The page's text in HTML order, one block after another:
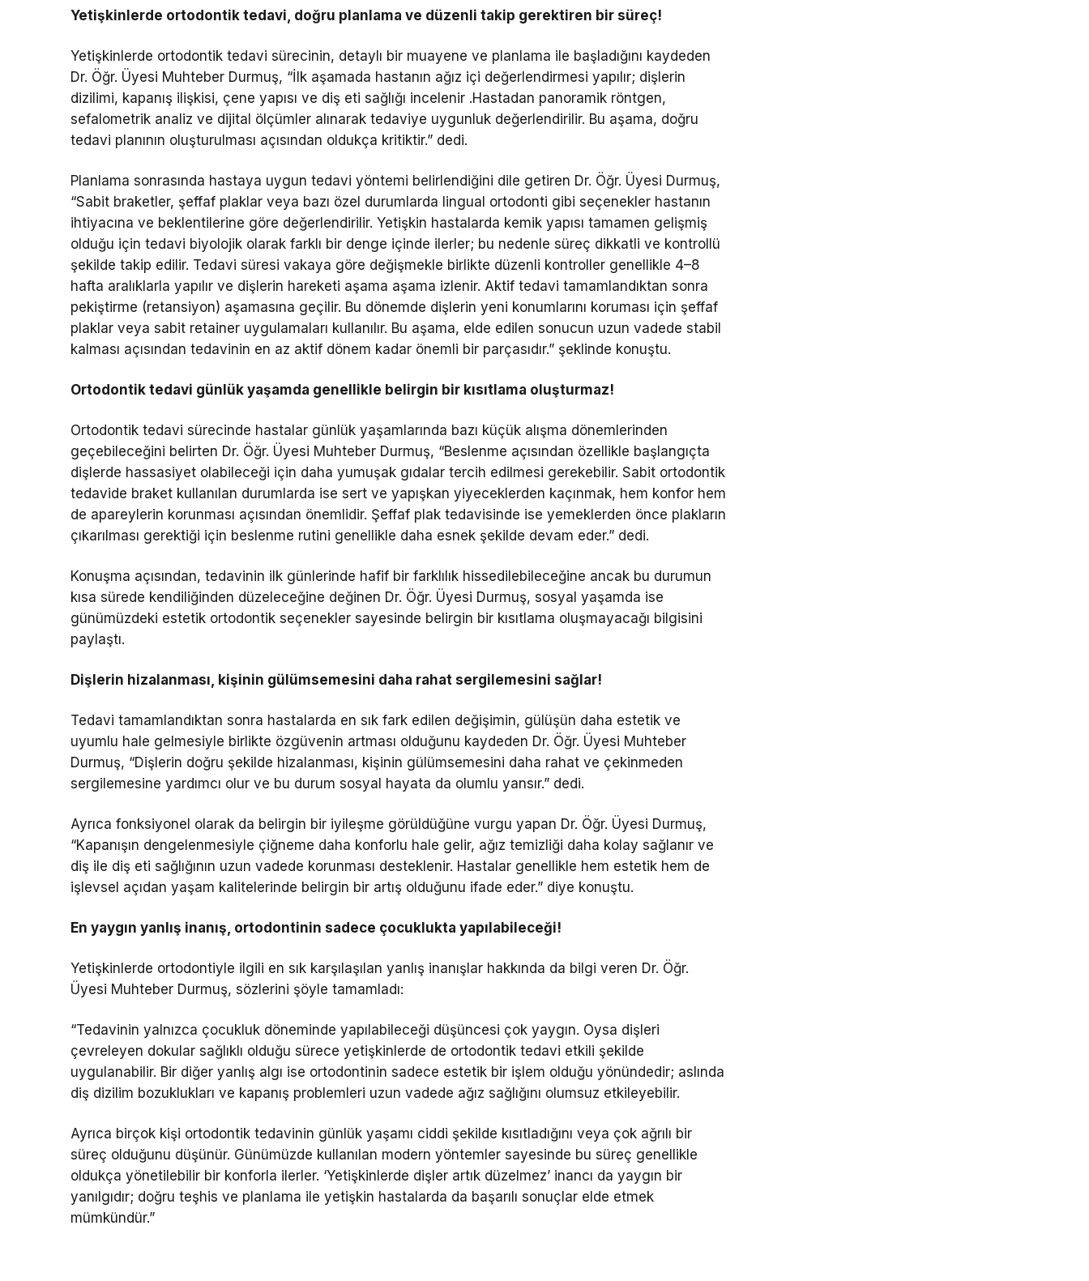
Yetişkinlerde ortodontik tedavi, doğru planlama ve düzenli takip gerektiren bir süreç!
Yetişkinlerde ortodontik tedavi sürecinin, detaylı bir muayene ve planlama ile başladığını kaydeden
Dr. Öğr. Üyesi Muhteber Durmuş, “İlk aşamada hastanın ağız içi değerlendirmesi yapılır; dişlerin
dizilimi, kapanış ilişkisi, çene yapısı ve diş eti sağlığı incelenir .Hastadan panoramik röntgen,
sefalometrik analiz ve dijital ölçümler alınarak tedaviye uygunluk değerlendirilir. Bu aşama, doğru
tedavi planının oluşturulması açısından oldukça kritiktir.” dedi.
Planlama sonrasında hastaya uygun tedavi yöntemi belirlendiğini dile getiren Dr. Öğr. Üyesi Durmuş,
“Sabit braketler, şeffaf plaklar veya bazı özel durumlarda lingual ortodonti gibi seçenekler hastanın
ihtiyacına ve beklentilerine göre değerlendirilir. Yetişkin hastalarda kemik yapısı tamamen gelişmiş
olduğu için tedavi biyolojik olarak farklı bir denge içinde ilerler; bu nedenle süreç dikkatli ve kontrollü
şekilde takip edilir. Tedavi süresi vakaya göre değişmekle birlikte düzenli kontroller genellikle 4–8
hafta aralıklarla yapılır ve dişlerin hareketi aşama aşama izlenir. Aktif tedavi tamamlandıktan sonra
pekiştirme (retansiyon) aşamasına geçilir. Bu dönemde dişlerin yeni konumlarını koruması için şeffaf
plaklar veya sabit retainer uygulamaları kullanılır. Bu aşama, elde edilen sonucun uzun vadede stabil
kalması açısından tedavinin en az aktif dönem kadar önemli bir parçasıdır.” şeklinde konuştu.
Ortodontik tedavi günlük yaşamda genellikle belirgin bir kısıtlama oluşturmaz!
Ortodontik tedavi sürecinde hastalar günlük yaşamlarında bazı küçük alışma dönemlerinden
geçebileceğini belirten Dr. Öğr. Üyesi Muhteber Durmuş, “Beslenme açısından özellikle başlangıçta
dişlerde hassasiyet olabileceği için daha yumuşak gıdalar tercih edilmesi gerekebilir. Sabit ortodontik
tedavide braket kullanılan durumlarda ise sert ve yapışkan yiyeceklerden kaçınmak, hem konfor hem
de apareylerin korunması açısından önemlidir. Şeffaf plak tedavisinde ise yemeklerden önce plakların
çıkarılması gerektiği için beslenme rutini genellikle daha esnek şekilde devam eder.” dedi.
Konuşma açısından, tedavinin ilk günlerinde hafif bir farklılık hissedilebileceğine ancak bu durumun
kısa sürede kendiliğinden düzeleceğine değinen Dr. Öğr. Üyesi Durmuş, sosyal yaşamda ise
günümüzdeki estetik ortodontik seçenekler sayesinde belirgin bir kısıtlama oluşmayacağı bilgisini
paylaştı.
Dişlerin hizalanması, kişinin gülümsemesini daha rahat sergilemesini sağlar!
Tedavi tamamlandıktan sonra hastalarda en sık fark edilen değişimin, gülüşün daha estetik ve
uyumlu hale gelmesiyle birlikte özgüvenin artması olduğunu kaydeden Dr. Öğr. Üyesi Muhteber
Durmuş, “Dişlerin doğru şekilde hizalanması, kişinin gülümsemesini daha rahat ve çekinmeden
sergilemesine yardımcı olur ve bu durum sosyal hayata da olumlu yansır.” dedi.
Ayrıca fonksiyonel olarak da belirgin bir iyileşme görüldüğüne vurgu yapan Dr. Öğr. Üyesi Durmuş,
“Kapanışın dengelenmesiyle çiğneme daha konforlu hale gelir, ağız temizliği daha kolay sağlanır ve
diş ile diş eti sağlığının uzun vadede korunması desteklenir. Hastalar genellikle hem estetik hem de
işlevsel açıdan yaşam kalitelerinde belirgin bir artış olduğunu ifade eder.” diye konuştu.
En yaygın yanlış inanış, ortodontinin sadece çocuklukta yapılabileceği!
Yetişkinlerde ortodontiyle ilgili en sık karşılaşılan yanlış inanışlar hakkında da bilgi veren Dr. Öğr.
Üyesi Muhteber Durmuş, sözlerini şöyle tamamladı:
“Tedavinin yalnızca çocukluk döneminde yapılabileceği düşüncesi çok yaygın. Oysa dişleri
çevreleyen dokular sağlıklı olduğu sürece yetişkinlerde de ortodontik tedavi etkili şekilde
uygulanabilir. Bir diğer yanlış algı ise ortodontinin sadece estetik bir işlem olduğu yönündedir; aslında
diş dizilim bozuklukları ve kapanış problemleri uzun vadede ağız sağlığını olumsuz etkileyebilir.
Ayrıca birçok kişi ortodontik tedavinin günlük yaşamı ciddi şekilde kısıtladığını veya çok ağrılı bir
süreç olduğunu düşünür. Günümüzde kullanılan modern yöntemler sayesinde bu süreç genellikle
oldukça yönetilebilir bir konforla ilerler. ‘Yetişkinlerde dişler artık düzelmez’ inancı da yaygın bir
yanılgıdır; doğru teşhis ve planlama ile yetişkin hastalarda da başarılı sonuçlar elde etmek
mümkündür.”